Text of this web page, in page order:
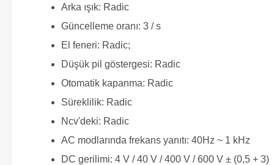
Arka ışık: Radic
Güncelleme oranı: 3 / s
El feneri: Radic;
Düşük pil göstergesi: Radic
Otomatik kapanma: Radic
Süreklilik: Radic
Ncv'deki: Radic
AC modlarında frekans yanıtı: 40Hz ~ 1 kHz
DC gerilimi: 4 V / 40 V / 400 V / 600 V ± (0,5 + 3)